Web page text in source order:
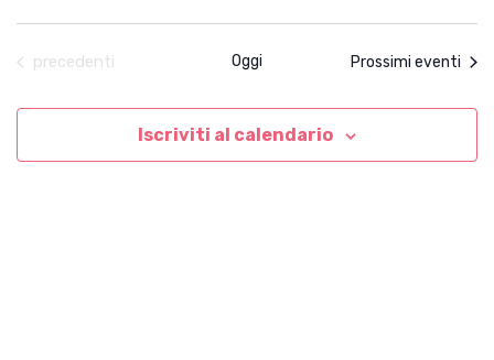
Eventi
precedenti Oggi Prossimi eventi
Iscriviti al calendario